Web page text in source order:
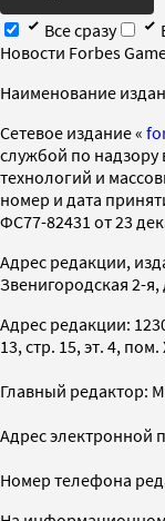
Все сразу
Новости Forbes
Наименование
Cетевое издание «
службой по
технологий и
номер и дата
ФС77-82431 от 23
Адрес редакции,
Звенигородская 2-я,
Адрес редакции:
13, стр. 15, эт. 4, пом.
Главный редактор:
Адрес электронной
Номер телефона